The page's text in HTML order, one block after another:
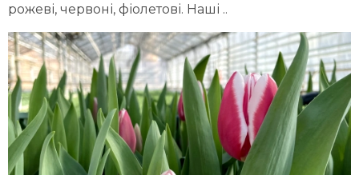
рожеві, червоні, фіолетові. Наші ..